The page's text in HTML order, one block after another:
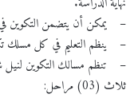
– يمكن أن يتضمن التكوين في
– ينظم التعليم في كل مسلك
ثلاث (03) مراحل: